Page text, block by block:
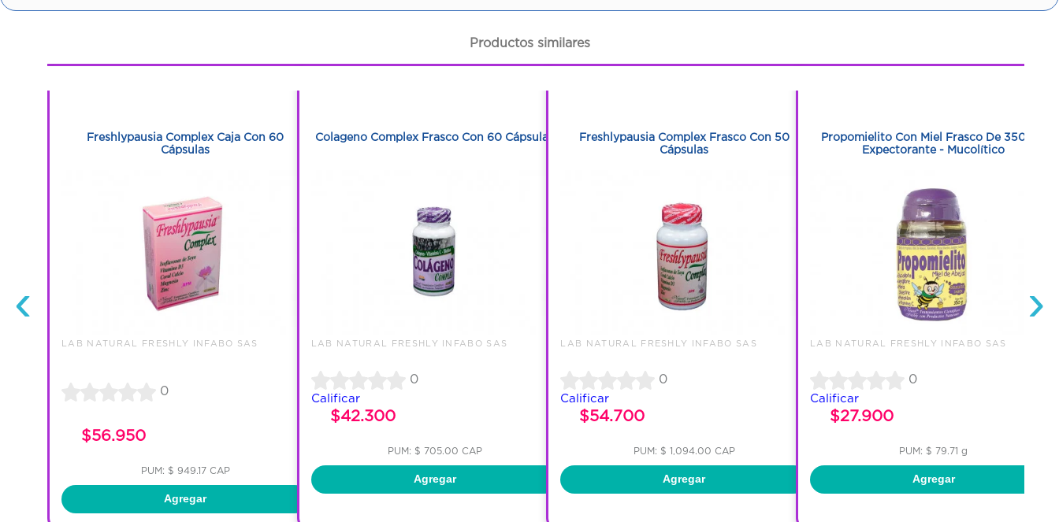
Productos similares
‹
Freshlypausia Complex Caja Con 60
Cápsulas
LAB NATURAL FRESHLY INFABO SAS
0
$56.950
PUM: $ 949.17 CAP
Agregar
Colageno Complex Frasco Con 60 Cápsulas
LAB NATURAL FRESHLY INFABO SAS
0
Calificar
$42.300
PUM: $ 705.00 CAP
Agregar
Freshlypausia Complex Frasco Con 50
Cápsulas
LAB NATURAL FRESHLY INFABO SAS
0
Calificar
$54.700
PUM: $ 1,094.00 CAP
Agregar
Propomielito Con Miel Frasco De 350 G -
Expectorante - Mucolítico
LAB NATURAL FRESHLY INFABO SAS
0
Calificar
$27.900
PUM: $ 79.71 g
Agregar
›